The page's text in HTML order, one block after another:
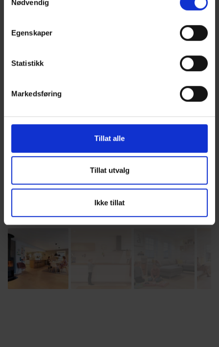
Nødvendig
Egenskaper
Statistikk
Markedsføring
Tillat alle
Tillat utvalg
Ikke tillat
måned ved å bo i et nytt hus.
Se flere bilder av huset til